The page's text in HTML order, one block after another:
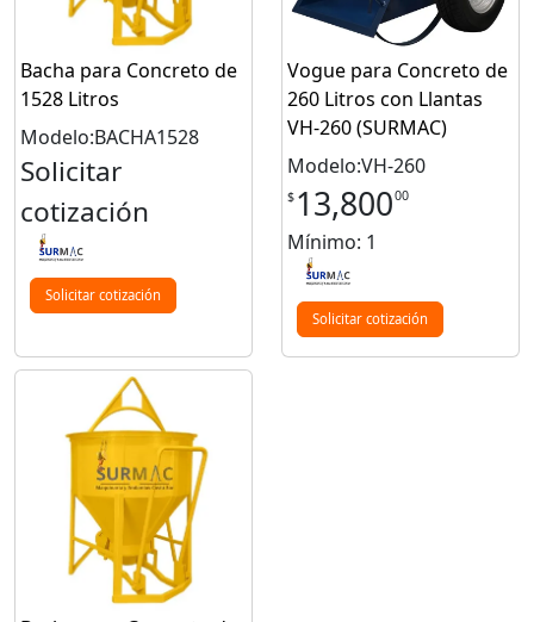
Bacha para Concreto de
1528 Litros
Modelo:BACHA1528
Solicitar
cotización
Solicitar cotización
Vogue para Concreto de
260 Litros con Llantas
VH-260 (SURMAC)
Modelo:VH-260
$ 13,80000
Mínimo: 1
Solicitar cotización